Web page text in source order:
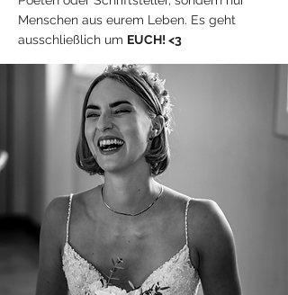
Menschen aus eurem Leben. Es geht
ausschließlich um EUCH! <3